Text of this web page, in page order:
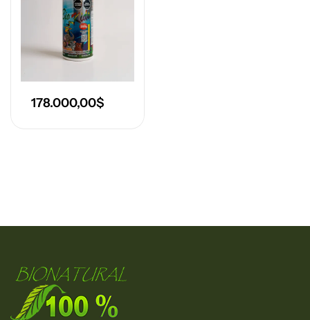
178.000,00$